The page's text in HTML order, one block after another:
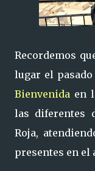
Recordemos
lugar el
Bienvenida en
las diferentes
Roja,
presentes en el